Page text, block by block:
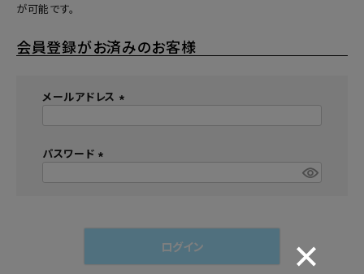
が可能です。
会員登録がお済みのお客様
メールアドレス
)
パスワード
ログイン